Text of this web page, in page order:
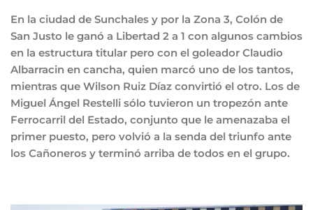
En la ciudad de Sunchales y por la Zona 3, Colón de
San Justo le ganó a Libertad 2 a 1 con algunos cambios
en la estructura titular pero con el goleador Claudio
Albarracin en cancha, quien marcó uno de los tantos,
mientras que Wilson Ruiz Díaz convirtió el otro. Los de
Miguel Ángel Restelli sólo tuvieron un tropezón ante
Ferrocarril del Estado, conjunto que le amenazaba el
primer puesto, pero volvió a la senda del triunfo ante
los Cañoneros y terminó arriba de todos en el grupo.